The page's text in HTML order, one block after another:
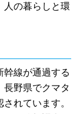
人の暮らしと環
幹線が通過する
長野県でクマタ
れています。